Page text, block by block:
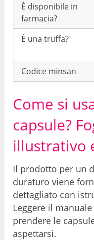
È disponibile in
farmacia?
È una truffa?
Codice minsan
Come si
capsule?
illustrativo
Il prodotto per un
duraturo viene
dettagliato con
Leggere il
prendere le
aspettarsi.